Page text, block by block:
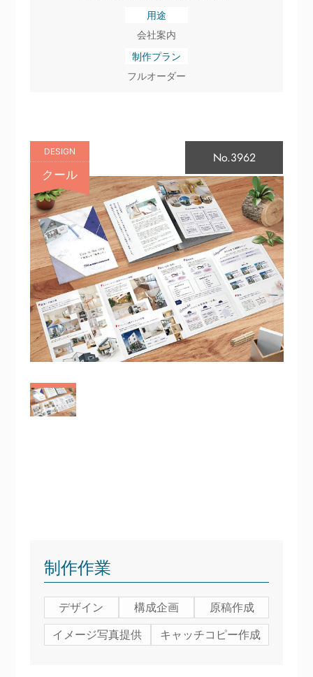
用途
会社案内
制作プラン
フルオーダー
DESIGN
クール
No.3962
制作作業
デザイン 構成企画
原稿作成
イメージ写真提供
キャッチコピー作成